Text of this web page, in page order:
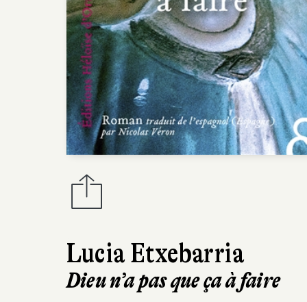
Lucia Etxebarria
Dieu n’a pas que ça à faire